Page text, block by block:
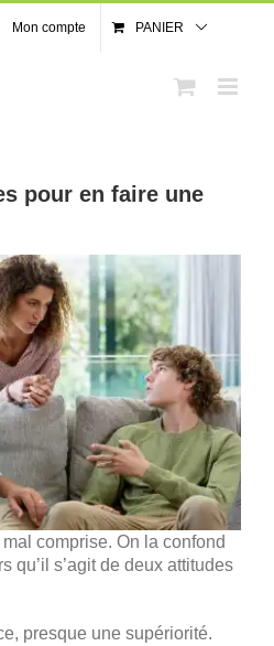
Mon compte PANIER
pour en faire une
comprise. On la confond
qu’il s’agit de deux attitudes
presque une supériorité.